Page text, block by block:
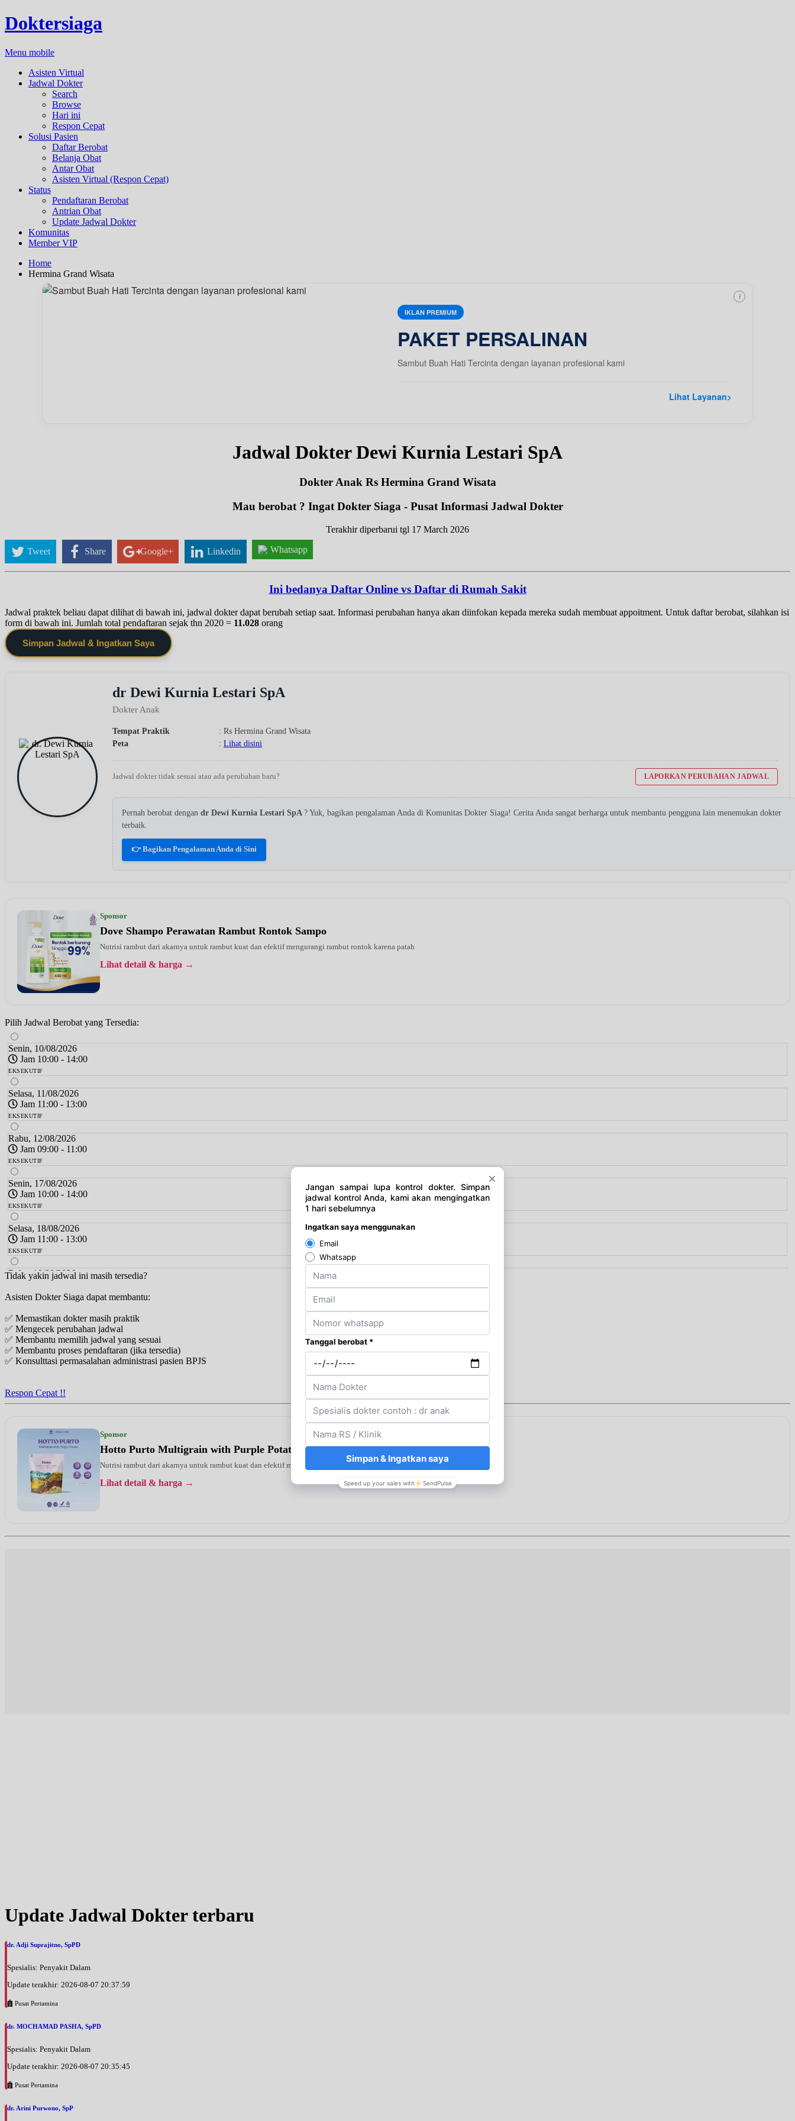
Doktersiaga
Menu mobile
Asisten Virtual
Jadwal Dokter
Search
Browse
Hari ini
Respon Cepat
Solusi Pasien
Daftar Berobat
Belanja Obat
Antar Obat
Asisten Virtual (Respon Cepat)
Status
Pendaftaran Berobat
Antrian Obat
Update Jadwal Dokter
Komunitas
Member VIP
Home
Hermina Grand Wisata
IKLAN PREMIUM
PAKET PERSALINAN
Sambut Buah Hati Tercinta dengan layanan profesional kami
Lihat Layanan>
i
Jadwal Dokter Dewi Kurnia Lestari SpA
Dokter Anak Rs Hermina Grand Wisata
Mau berobat ? Ingat Dokter Siaga - Pusat Informasi Jadwal Dokter
Terakhir diperbarui tgl 17 March 2026
Tweet Share Google+ Linkedin Whatsapp
Ini bedanya Daftar Online vs Daftar di Rumah Sakit
Jadwal praktek beliau dapat dilihat di bawah ini, jadwal dokter dapat berubah setiap saat. Informasi perubahan hanya akan diinfokan kepada mereka sudah membuat appoitment. Untuk daftar berobat, silahkan isi
form di bawah ini. Jumlah total pendaftaran sejak thn 2020 = 11.028 orang
Simpan Jadwal & Ingatkan Saya
dr Dewi Kurnia Lestari SpA
Dokter Anak
Tempat Praktik
: Rs Hermina Grand Wisata
Peta
: Lihat disini
Jadwal dokter tidak sesuai atau ada perubahan baru? LAPORKAN PERUBAHAN JADWAL
Pernah berobat dengan dr Dewi Kurnia Lestari SpA ? Yuk, bagikan pengalaman Anda di Komunitas Dokter Siaga! Cerita Anda sangat berharga untuk membantu pengguna lain menemukan dokter
terbaik.
👉 Bagikan Pengalaman Anda di Sini
Sponsor
Dove Shampo Perawatan Rambut Rontok Sampo
Nutrisi rambut dari akarnya untuk rambut kuat dan efektif mengurangi rambut rontok karena patah
Lihat detail & harga →
Pilih Jadwal Berobat yang Tersedia:
Senin, 10/08/2026
Jam 10:00 - 14:00
EKSEKUTIF
Selasa, 11/08/2026
Jam 11:00 - 13:00
EKSEKUTIF
Rabu, 12/08/2026
Jam 09:00 - 11:00
EKSEKUTIF
Senin, 17/08/2026
Jam 10:00 - 14:00
EKSEKUTIF
Selasa, 18/08/2026
Jam 11:00 - 13:00
EKSEKUTIF
Rabu, 19/08/2026
Jam 09:00 - 11:00
EKSEKUTIF
Senin, 24/08/2026
Jam 10:00 - 14:00
EKSEKUTIF
Selasa, 25/08/2026
EKSEKUTIF
Senin, 31/08/2026
Jam 10:00 - 14:00
EKSEKUTIF
Jam 11:00 - 13:00
Tidak yakin jadwal ini masih tersedia?
Asisten Dokter Siaga dapat membantu:
✅ Memastikan dokter masih praktik
✅ Mengecek perubahan jadwal
✅ Membantu memilih jadwal yang sesuai
✅ Membantu proses pendaftaran (jika tersedia)
✅ Konsulttasi permasalahan administrasi pasien BPJS
Respon Cepat !!
Sponsor
Hotto Purto Multigrain with Purple Potato
Nutrisi rambut dari akarnya untuk rambut kuat dan efektif mengurangi rambut rontok karena patah
Lihat detail & harga →
Update Jadwal Dokter terbaru
dr. Adji Suprajitno, SpPD
Spesialis: Penyakit Dalam
Update terakhir: 2026-08-07 20:37:59
Pusat Pertamina
dr. MOCHAMAD PASHA, SpPD
Spesialis: Penyakit Dalam
Update terakhir: 2026-08-07 20:35:45
Pusat Pertamina
dr. Arini Purwono, SpP